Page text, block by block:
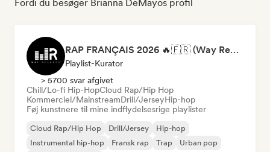
Fordi du besøger Brianna DeMayos profil
RAP FRANÇAIS 2026 🔥🇫🇷 (Way Records)
Playlist-Kurator
> 5700 svar afgivet
Chill/Lo-fi Hip-HopCloud Rap/Hip Hop
Kommerciel/MainstreamDrill/JerseyHip-hop
Føj kunstnere til mine indflydelsesrige playlister
Cloud Rap/Hip Hop Drill/Jersey
Hip-hop
Instrumental hip-hop
Fransk rap Trap
Urban pop